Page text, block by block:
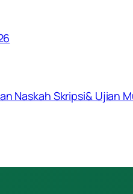
Naskah Skripsi& Ujian